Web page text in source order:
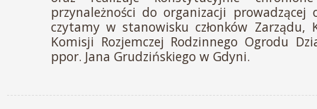
przynależności do organizacji prowadzącej
czytamy w stanowisku członków Zarządu,
Komisji Rozjemczej Rodzinnego Ogrodu
ppor. Jana Grudzińskiego w Gdyni.